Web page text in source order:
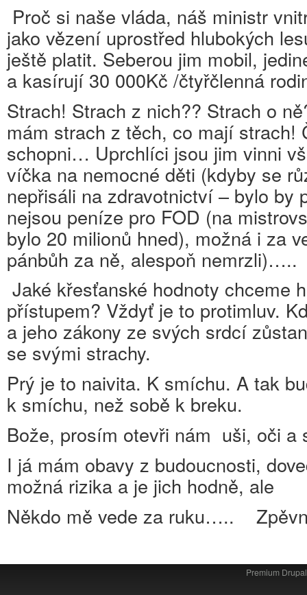
Proč si naše vláda, náš ministr
jako vězení uprostřed hlubokých
ještě platit. Seberou jim mobil,
a kasírují 30 000Kč /čtyřčlenná
Strach! Strach z nich?? Strach o
mám strach z těch, co mají strach!
schopni… Uprchlíci jsou jim vinni
víčka na nemocné děti (kdyby se
nepřisáli na zdravotnictví – bylo by
nejsou peníze pro FOD (na
bylo 20 milionů hned), možná i za
pánbůh za ně, alespoň nemrzli)…..
Jaké křesťanské hodnoty chceme
přístupem? Vždyť je to protimluv.
a jeho zákony ze svých srdcí
se svými strachy.
Prý je to naivita. K smíchu. A tak
k smíchu, než sobě k breku.
Bože, prosím otevři nám uši, oči
I já mám obavy z budoucnosti,
možná rizika a je jich hodně, ale
Někdo mě vede za ruku…..
Premium